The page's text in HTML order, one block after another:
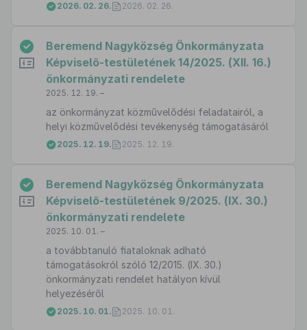
2026. 02. 26. 2026. 02. 26.
Beremend Nagyközség Önkormányzata
Képviselő-testületének 14/2025. (XII. 16.)
önkormányzati rendelete
2025. 12. 19. –
az önkormányzat közművelődési feladatairól, a
helyi közművelődési tevékenység támogatásáról
2025. 12. 19. 2025. 12. 19.
Beremend Nagyközség Önkormányzata
Képviselő-testületének 9/2025. (IX. 30.)
önkormányzati rendelete
2025. 10. 01. –
a továbbtanuló fiataloknak adható
támogatásokról szóló 12/2015. (IX. 30.)
önkormányzati rendelet hatályon kívül
helyezéséről
2025. 10. 01. 2025. 10. 01.